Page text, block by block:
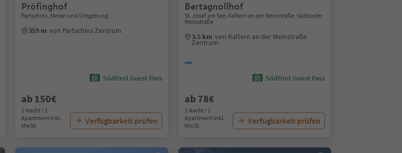
Pröfinghof
Partschins, Meran und Umgebung
359 m von Partschins Zentrum
Südtirol Guest Pass
ab 150€
1 Nacht / 1
Apartment Inkl.
MwSt.
Verfügbarkeit prüfen
Bertagnollhof
St. Josef am See, Kaltern an der Weinstraße, Südtiroler
Weinstraße
3.5 km von Kaltern an der Weinstraße
Zentrum
Südtirol Guest Pass
ab 78€
1 Nacht / 1
Apartment Inkl.
MwSt.
Verfügbarkeit prüfen